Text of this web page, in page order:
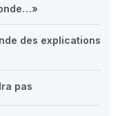
des explications
pas